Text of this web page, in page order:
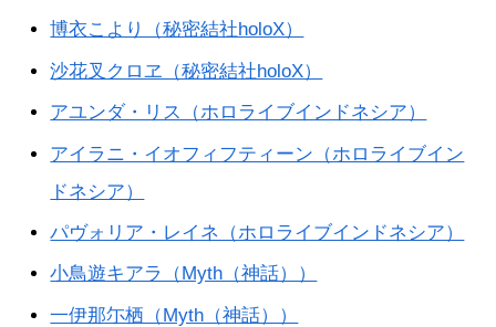
博衣こより（秘密結社holoX）
沙花叉クロヱ（秘密結社holoX）
アユンダ・リス（ホロライブインドネシア）
アイラニ・イオフィフティーン（ホロライブイン
ドネシア）
パヴォリア・レイネ（ホロライブインドネシア）
小鳥遊キアラ（Myth（神話））
一伊那尓栖（Myth（神話））